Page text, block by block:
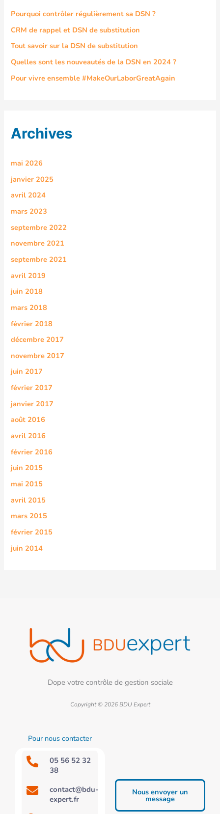
Pourquoi contrôler régulièrement sa DSN ?
CRM de rappel et DSN de substitution
Tout savoir sur la DSN de substitution
Quelles sont les nouveautés de la DSN en 2024 ?
Pour vivre ensemble #MakeOurLaborGreatAgain
Archives
mai 2026
janvier 2025
avril 2024
mars 2023
septembre 2022
novembre 2021
septembre 2021
avril 2019
juin 2018
mars 2018
février 2018
décembre 2017
novembre 2017
juin 2017
février 2017
janvier 2017
août 2016
avril 2016
février 2016
juin 2015
mai 2015
avril 2015
mars 2015
février 2015
juin 2014
Dope votre contrôle de gestion sociale
Copyright © 2026 BDU Expert
Pour nous contacter
05 56 52 32
38
contact@bdu-
expert.fr
Nous envoyer un
message